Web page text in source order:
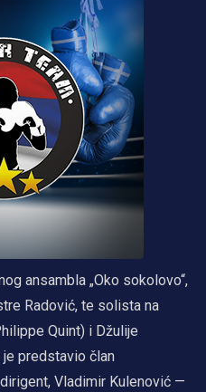
ansambla „Oko sokolovo“,
Radović, te solista na
Quint) i Džulije
predstavio član
Vladimir Kulenović —